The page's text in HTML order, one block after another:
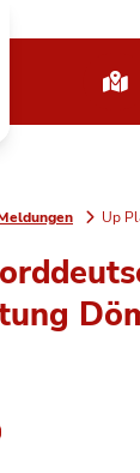
Up